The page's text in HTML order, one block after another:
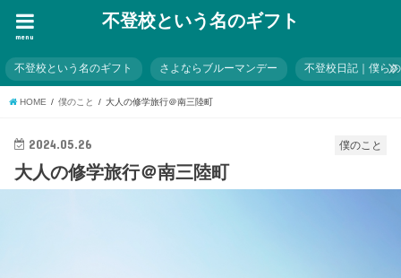
不登校という名のギフト
menu
不登校という名のギフト さよならブルーマンデー 不登校日記｜僕ら
HOME 僕のこと 大人の修学旅行＠南三陸町
僕のこと
2024.05.26
大人の修学旅行＠南三陸町